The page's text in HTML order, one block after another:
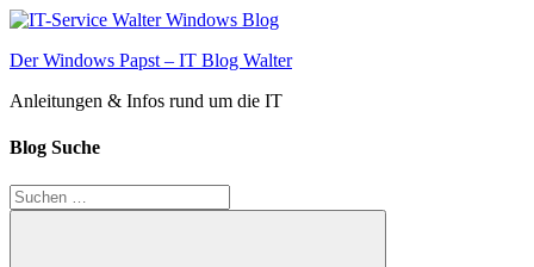
Zum
springen
Der Windows Papst – IT Blog Walter
Anleitungen & Infos rund um die IT
Blog Suche
Suchen
nach: